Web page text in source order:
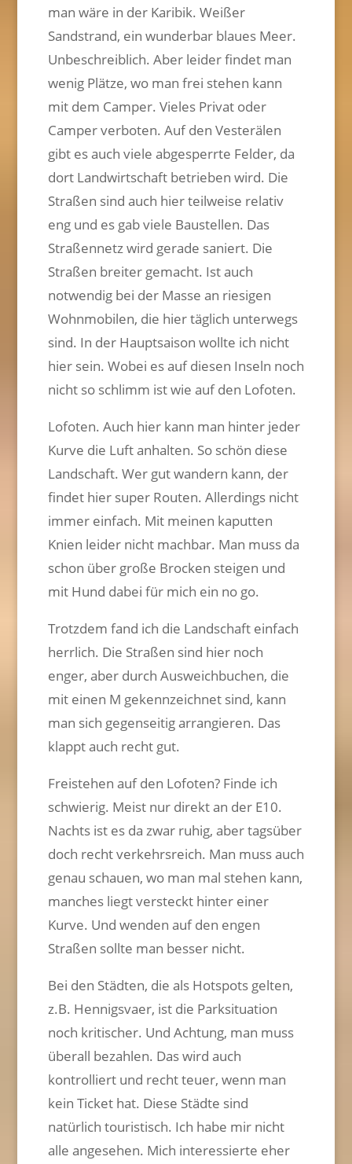
man wäre in der Karibik. Weißer
Sandstrand, ein wunderbar blaues Meer.
Unbeschreiblich. Aber leider findet man
wenig Plätze, wo man frei stehen kann
mit dem Camper. Vieles Privat oder
Camper verboten. Auf den Vesterälen
gibt es auch viele abgesperrte Felder, da
dort Landwirtschaft betrieben wird. Die
Straßen sind auch hier teilweise relativ
eng und es gab viele Baustellen. Das
Straßennetz wird gerade saniert. Die
Straßen breiter gemacht. Ist auch
notwendig bei der Masse an riesigen
Wohnmobilen, die hier täglich unterwegs
sind. In der Hauptsaison wollte ich nicht
hier sein. Wobei es auf diesen Inseln noch
nicht so schlimm ist wie auf den Lofoten.
Lofoten. Auch hier kann man hinter jeder
Kurve die Luft anhalten. So schön diese
Landschaft. Wer gut wandern kann, der
findet hier super Routen. Allerdings nicht
immer einfach. Mit meinen kaputten
Knien leider nicht machbar. Man muss da
schon über große Brocken steigen und
mit Hund dabei für mich ein no go.
Trotzdem fand ich die Landschaft einfach
herrlich. Die Straßen sind hier noch
enger, aber durch Ausweichbuchen, die
mit einen M gekennzeichnet sind, kann
man sich gegenseitig arrangieren. Das
klappt auch recht gut.
Freistehen auf den Lofoten? Finde ich
schwierig. Meist nur direkt an der E10.
Nachts ist es da zwar ruhig, aber tagsüber
doch recht verkehrsreich. Man muss auch
genau schauen, wo man mal stehen kann,
manches liegt versteckt hinter einer
Kurve. Und wenden auf den engen
Straßen sollte man besser nicht.
Bei den Städten, die als Hotspots gelten,
z.B. Hennigsvaer, ist die Parksituation
noch kritischer. Und Achtung, man muss
überall bezahlen. Das wird auch
kontrolliert und recht teuer, wenn man
kein Ticket hat. Diese Städte sind
natürlich touristisch. Ich habe mir nicht
alle angesehen. Mich interessierte eher